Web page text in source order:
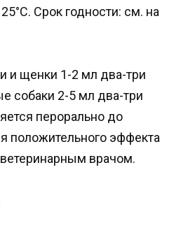
Срок годности: см. на
щенки 1-2 мл два-три
собаки 2-5 мл два-три
перорально до
положительного эффекта
врачом.